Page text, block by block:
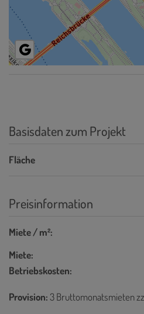
Basisdaten zum Projekt
Fläche
Preisinformation
Miete / m²:
Miete:
Betriebskosten:
Provision:3 Bruttomonatsmieten